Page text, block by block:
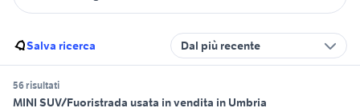
Salva ricerca Dal più recente
56 risultati
MINI SUV/Fuoristrada usata in vendita in Umbria